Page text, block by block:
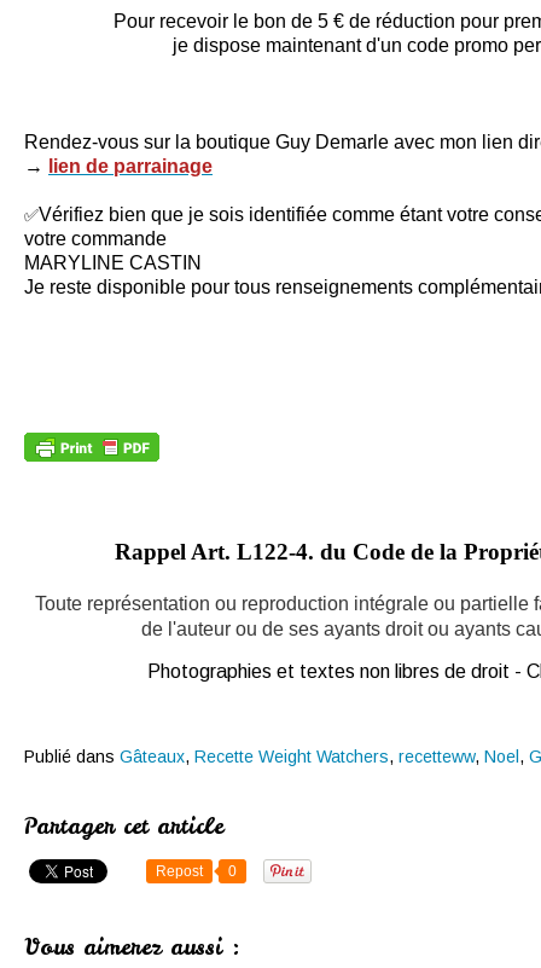
Pour recevoir le bon de 5 € de réduction pour
je dispose maintenant d'un code promo
Rendez-vous sur la boutique Guy Demarle avec mon lien
→
lien de parrainage
✅Vérifiez bien que je sois identifiée comme étant votre
votre commande
MARYLINE CASTIN
Je reste disponible pour tous renseignements
Rappel Art. L122-4. du Code de la
Toute représentation ou reproduction intégrale ou partielle
de l'auteur ou de ses ayants droit ou ayants
Photographies et textes non libres de droit -
Publié dans Gâteaux, Recette Weight Watchers, recetteww, Noel ,
Partager cet article
Repost 0
Vous aimerez aussi :